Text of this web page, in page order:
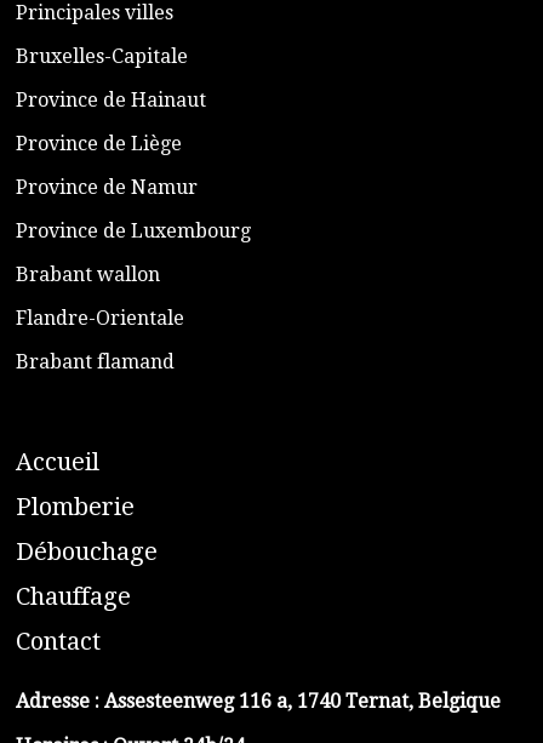
​Principales villes
​Bruxelles-Capitale
​Province de Hainaut
Province de Liège
​Province de Namur
​Province de Luxembourg
​Brabant wallon
​Flandre-Orientale
​Brabant flamand
Accueil
​Plomberie
Débouchage
Chauffage
Contact
Adresse : Assesteenweg 116 a, 1740 Ternat, Belgique